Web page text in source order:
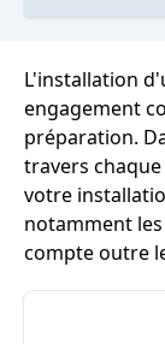
L'installation
engagement
préparation.
travers
votre
notamment
compte outre